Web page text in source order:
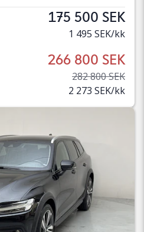
175 500 SEK
1 495 SEK/kk
266 800 SEK
282 800 SEK
2 273 SEK/kk